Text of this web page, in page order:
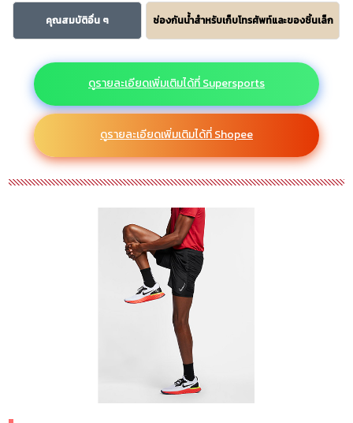
คุณสมบัติอื่น ๆ ช่องกันน้ำสำหรับเก็บโทรศัพท์และของชิ้นเล็ก
ดูรายละเอียดเพิ่มเติมได้ที่ Supersports
ดูรายละเอียดเพิ่มเติมได้ที่ Shopee